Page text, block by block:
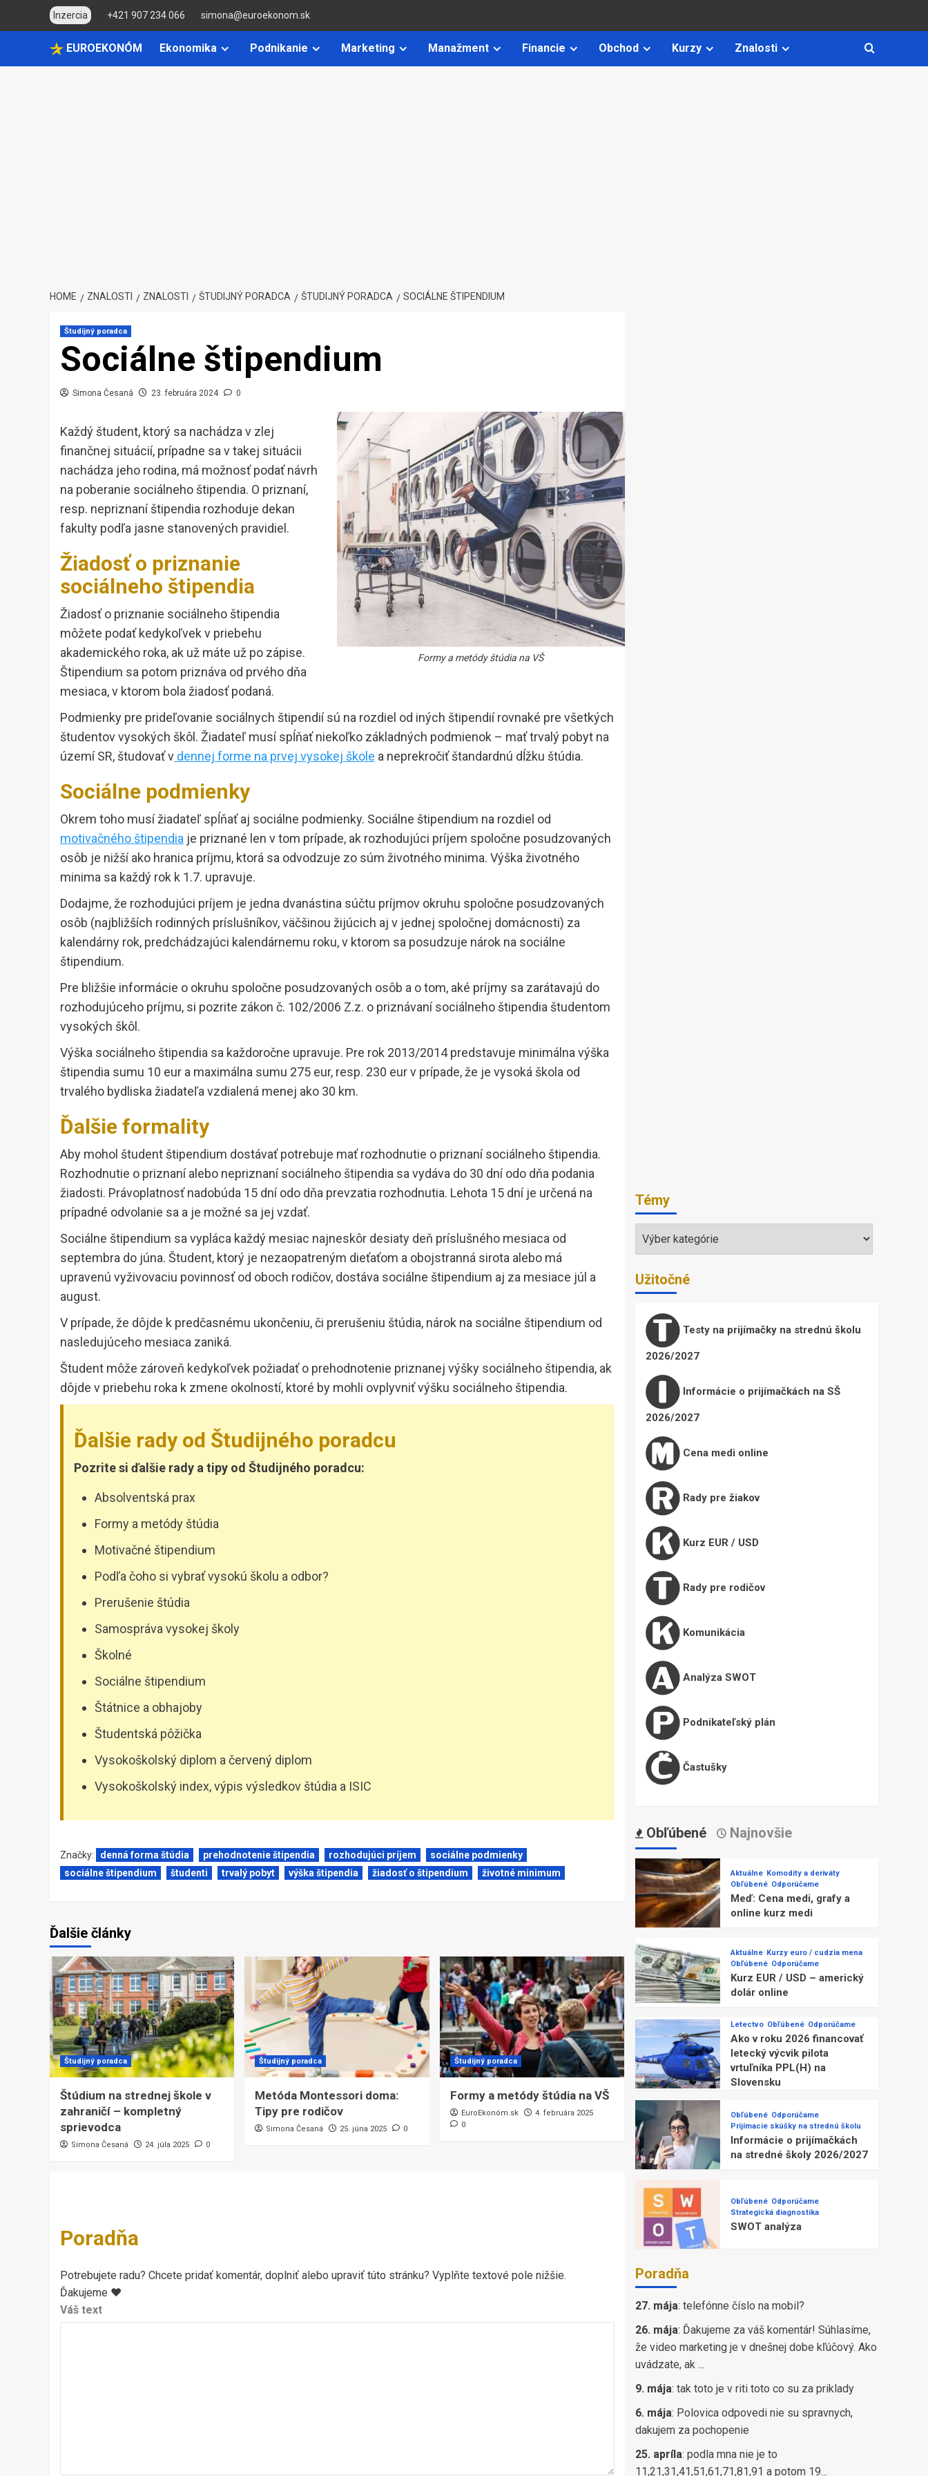
Inzercia +421 907 234 066 simona@euroekonom.sk
EUROEKONÓM Ekonomika Podnikanie Marketing Manažment Financie Obchod Kurzy Znalosti
HOME ZNALOSTI ZNALOSTI ŠTUDIJNÝ PORADCA ŠTUDIJNÝ PORADCA SOCIÁLNE ŠTIPENDIUM
Študijný poradca
Sociálne štipendium
Simona Česaná 23. februára 2024 0
Formy a metódy štúdia na VŠ
Každý študent, ktorý sa nachádza v zlej
finančnej situácií, prípadne sa v takej situácii
nachádza jeho rodina, má možnosť podať návrh
na poberanie sociálneho štipendia. O priznaní,
resp. nepriznaní štipendia rozhoduje dekan
fakulty podľa jasne stanovených pravidiel.
Žiadosť o priznanie
sociálneho štipendia
Žiadosť o priznanie sociálneho štipendia
môžete podať kedykoľvek v priebehu
akademického roka, ak už máte už po zápise.
Štipendium sa potom priznáva od prvého dňa
mesiaca, v ktorom bola žiadosť podaná.
Podmienky pre prideľovanie sociálnych štipendií sú na rozdiel od iných štipendií rovnaké pre všetkých
študentov vysokých škôl. Žiadateľ musí spĺňať niekoľko základných podmienok – mať trvalý pobyt na
území SR, študovať v dennej forme na prvej vysokej škole a neprekročiť štandardnú dĺžku štúdia.
Sociálne podmienky
Okrem toho musí žiadateľ spĺňať aj sociálne podmienky. Sociálne štipendium na rozdiel od
motivačného štipendia je priznané len v tom prípade, ak rozhodujúci príjem spoločne posudzovaných
osôb je nižší ako hranica príjmu, ktorá sa odvodzuje zo súm životného minima. Výška životného
minima sa každý rok k 1.7. upravuje.
Dodajme, že rozhodujúci príjem je jedna dvanástina súčtu príjmov okruhu spoločne posudzovaných
osôb (najbližších rodinných príslušníkov, väčšinou žijúcich aj v jednej spoločnej domácnosti) za
kalendárny rok, predchádzajúci kalendárnemu roku, v ktorom sa posudzuje nárok na sociálne
štipendium.
Pre bližšie informácie o okruhu spoločne posudzovaných osôb a o tom, aké príjmy sa zarátavajú do
rozhodujúceho príjmu, si pozrite zákon č. 102/2006 Z.z. o priznávaní sociálneho štipendia študentom
vysokých škôl.
Výška sociálneho štipendia sa každoročne upravuje. Pre rok 2013/2014 predstavuje minimálna výška
štipendia sumu 10 eur a maximálna sumu 275 eur, resp. 230 eur v prípade, že je vysoká škola od
trvalého bydliska žiadateľa vzdialená menej ako 30 km.
Ďalšie formality
Aby mohol študent štipendium dostávať potrebuje mať rozhodnutie o priznaní sociálneho štipendia.
Rozhodnutie o priznaní alebo nepriznaní sociálneho štipendia sa vydáva do 30 dní odo dňa podania
žiadosti. Právoplatnosť nadobúda 15 dní odo dňa prevzatia rozhodnutia. Lehota 15 dní je určená na
prípadné odvolanie sa a je možné sa jej vzdať.
Sociálne štipendium sa vypláca každý mesiac najneskôr desiaty deň príslušného mesiaca od
septembra do júna. Študent, ktorý je nezaopatreným dieťaťom a obojstranná sirota alebo má
upravenú vyživovaciu povinnosť od oboch rodičov, dostáva sociálne štipendium aj za mesiace júl a
august.
V prípade, že dôjde k predčasnému ukončeniu, či prerušeniu štúdia, nárok na sociálne štipendium od
nasledujúceho mesiaca zaniká.
Študent môže zároveň kedykoľvek požiadať o prehodnotenie priznanej výšky sociálneho štipendia, ak
dôjde v priebehu roka k zmene okolností, ktoré by mohli ovplyvniť výšku sociálneho štipendia.
Ďalšie rady od Študijného poradcu
Pozrite si ďalšie rady a tipy od Študijného poradcu:
Absolventská prax
Formy a metódy štúdia
Motivačné štipendium
Podľa čoho si vybrať vysokú školu a odbor?
Prerušenie štúdia
Samospráva vysokej školy
Školné
Sociálne štipendium
Štátnice a obhajoby
Študentská pôžička
Vysokoškolský diplom a červený diplom
Vysokoškolský index, výpis výsledkov štúdia a ISIC
Značky: denná forma štúdia prehodnotenie štipendia rozhodujúci príjem
sociálne podmienky
sociálne štipendium
študenti trvalý pobyt výška štipendia žiadosť o štipendium životné minimum
Ďalšie články
Študijný poradca
Štúdium na strednej škole v
zahraničí – kompletný
sprievodca
Simona Česaná 24. júla 2025 0
Študijný poradca
Metóda Montessori doma:
Tipy pre rodičov
Simona Česaná 25. júna 2025 0
Študijný poradca
Formy a metódy štúdia na VŠ
EuroEkonóm.sk
4. februára 2025
0
Poradňa
Potrebujete radu? Chcete pridať komentár, doplniť alebo upraviť túto stránku? Vyplňte textové pole nižšie.
Ďakujeme ♥
Váš text
Témy
Témy
Užitočné
Testy na prijímačky na strednú školu
2026/2027
Informácie o prijímačkách na SŠ
2026/2027
Cena medi online
Rady pre žiakov
Kurz EUR / USD
Rady pre rodičov
Komunikácia
Analýza SWOT
Podnikateľský plán
Častušky
Obľúbené Najnovšie
Aktuálne Komodity a deriváty
Obľúbené Odporúčame
Meď: Cena medi, grafy a
online kurz medi
Aktuálne Kurzy euro / cudzia mena
Obľúbené Odporúčame
Kurz EUR / USD – americký
dolár online
Letectvo Obľúbené Odporúčame
Ako v roku 2026 financovať
letecký výcvik pilota
vrtuľníka PPL(H) na
Slovensku
Obľúbené Odporúčame
Prijímacie skúšky na strednú školu
Informácie o prijímačkách
na stredné školy 2026/2027
Obľúbené Odporúčame
Strategická diagnostika
SWOT analýza
Poradňa
27. mája: telefónne číslo na mobil?
26. mája: Ďakujeme za váš komentár! Súhlasíme,
že video marketing je v dnešnej dobe kľúčový. Ako
uvádzate, ak ...
9. mája: tak toto je v riti toto co su za priklady
6. mája: Polovica odpovedi nie su spravnych,
dakujem za pochopenie
25. apríla: podla mna nie je to
11,21,31,41,51,61,71,81,91 a potom 19...